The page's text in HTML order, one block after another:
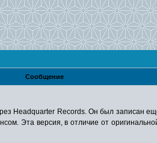
Сообщение
Headquarter Records. Он был записан
Эта версия, в отличие от